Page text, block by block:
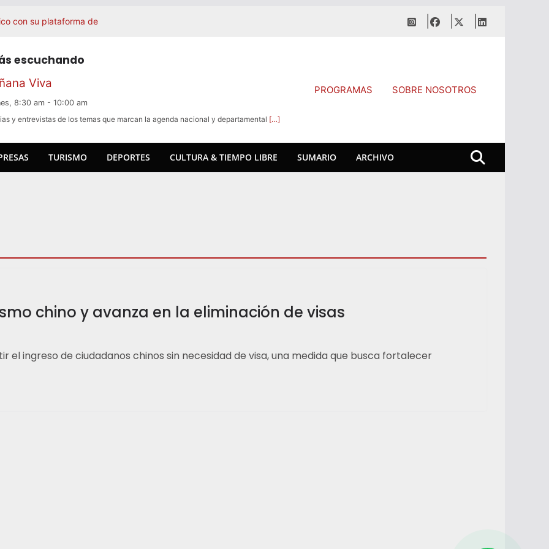
con su plataforma de
ruta permanente»
sobre un posible temporal
con una advertencia
Uruguay tras adquirir RED UTS
facilitar las exportaciones al
escuchando
Viva
8:30 am - 10:00 am
y entrevistas de los temas que marcan la agenda nacional y departamental […]
PROGRAMAS SOBRE NOSOTROS
TURISMO DEPORTES CULTURA & TIEMPO LIBRE SUMARIO ARCHIVO
chino y avanza en la eliminación de visas
el ingreso de ciudadanos chinos sin necesidad de visa, una medida que busca fortalecer